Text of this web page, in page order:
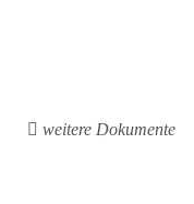
weitere Dokumente